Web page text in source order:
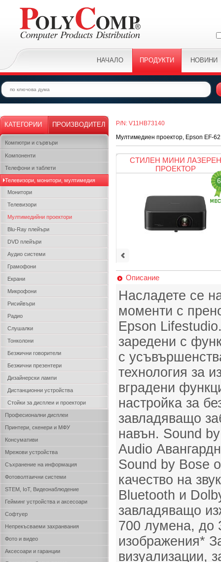
НАЧАЛО ПРОДУКТИ НОВИНИ
КАТЕГОРИИ ПРОИЗВОДИТЕЛ
Компютри и сървъри
Kомпоненти
Телефони и таблети
Телевизори, монитори, мултимедия
Монитори
Телевизори
Мултимедийни проектори
Blu-Ray плейъри
DVD плейъри
Аудио системи
Грамофони
Екрани
Микрофони
Рисийвъри
Радио
Слушалки
Тонколони
Безжични говорители
Безжични презентери
Дизайнерски лампи
Дистанционни устройства
Стойки за дисплеи и проектори
Професионални дисплеи
Принтери, скенери и МФУ
Консумативи
Мрежови устройства
Съхранение на информация
Фотоволтаични системи
STEM, IoT, Видеонаблюдение
Гейминг устройства и аксесоари
Софтуер
Непрекъсваеми захранвания
Фото и видео
Аксесоари и гаранции
P/N: V11HB73140
Мултимедиен проектор, Epson EF-
СТИЛЕН МИНИ ЛАЗЕРЕН
ПРОЕКТОР
Описание
Насладете се
моменти с
Epson
заредени с
с
технология за
вградени
настройка за
завладяващо
навън. Sound
Audio
Sound by Bose
качество на
Bluetooth и
завладяващо
700 лумена, до
изображения*
визуализации,